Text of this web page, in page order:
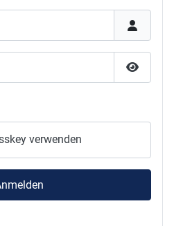
verwenden